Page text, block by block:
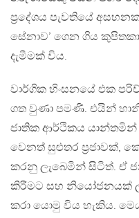
ප‍්‍රදේශය පැවතියේ
සේනාව’ ගෙන ගිය
දැමීමක් විය.
වාර්ගික හිංසනයේ එක
ගත වුණා පමණි. එයින්
ජාතික ආර්ථිකය
වෙනත් සුළුතර ප‍්‍රජාවක්,
කරනු ලැබෙමින් සිටිත්. ඒ
කිරීමට සහ නියෝජනයක්
කරා යොමු විය හැකිය.